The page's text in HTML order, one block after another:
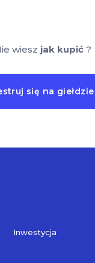
wiesz jak kupić?
się na giełdzie
Inwestycja